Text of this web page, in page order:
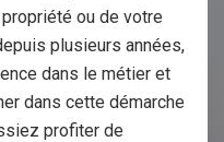
ou de votre
plusieurs années,
dans le métier et
dans cette démarche
profiter de